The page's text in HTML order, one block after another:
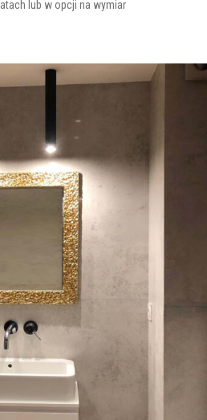
lub w opcji na wymiar